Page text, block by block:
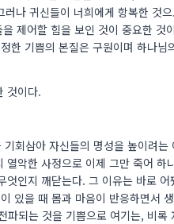
나 귀신들이 너희에게 항복한 것
제어할 힘을 보인 것이 중요한 것
한 기쁨의 본질은 구원이며 하나님
것이다.
회삼아 자신들의 명성을 높이려는
악한 사정으로 이제 그만 죽어 하
인지 깨닫는다. 그 이유는 바로 어
있을 때 몸과 마음이 반응하면서
파되는 것을 기쁨으로 여기는, 비록